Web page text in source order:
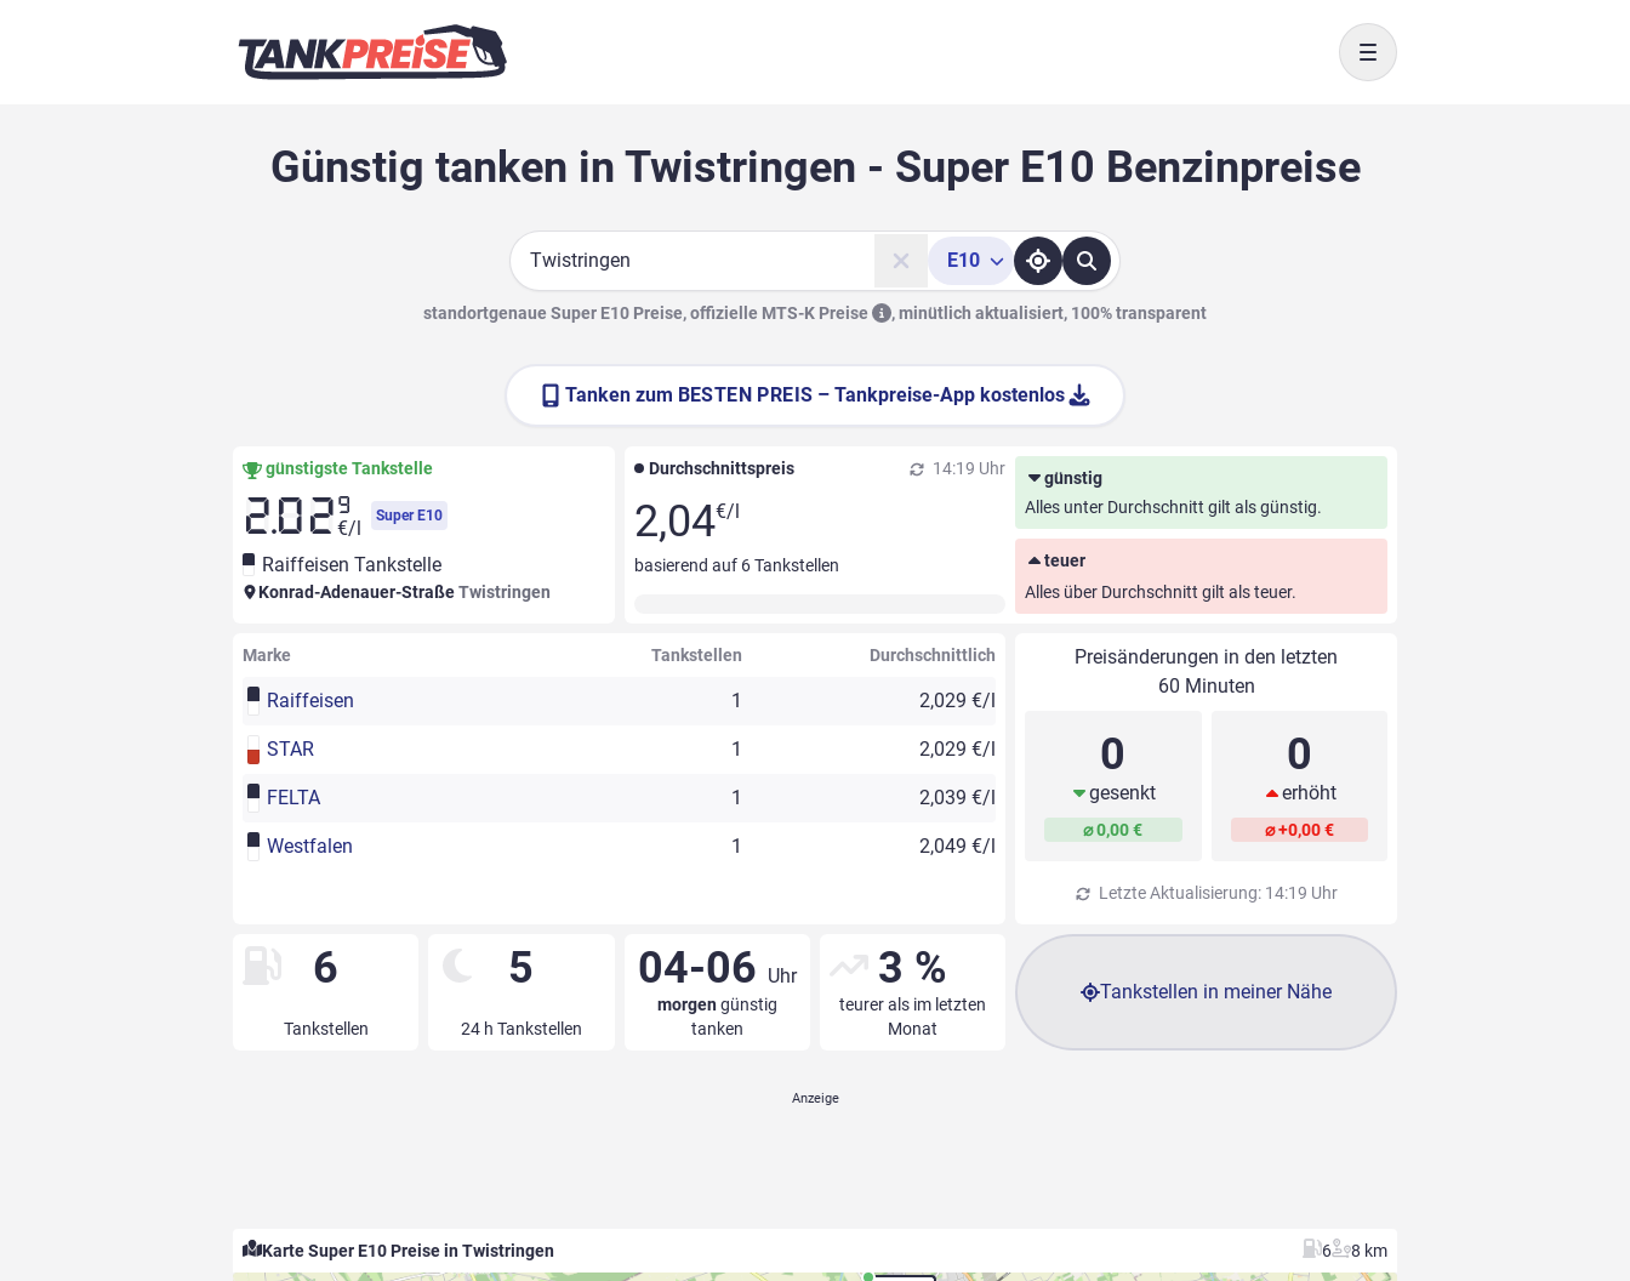
Toggle navigation
Günstig tanken in Twistringen - Super E10 Benzinpreise
Suche
E10
standortgenaue Super E10 Preise, offizielle MTS-K Preise ,minütlich aktualisiert, 100% transparent
Tanken zum BESTEN PREIS – Tankpreise-App kostenlos
günstigste Tankstelle
2.02 9
€/l
Super E10
Raiffeisen Tankstelle
Konrad-Adenauer-StraßeTwistringen
Durchschnittspreis 14:19 Uhr
2,04€/l
basierend auf 6Tankstellen
günstig
Alles unter Durchschnitt gilt als günstig.
teuer
Alles über Durchschnitt gilt als teuer.
Marke Tankstellen Durchschnittlich
Raiffeisen 1 2,029 €/l
STAR 1 2,029 €/l
FELTA 1 2,039 €/l
Westfalen 1 2,049 €/l
Preisänderungen in den letzten
60 Minuten
0
gesenkt
⌀ 0,00 €
0
erhöht
⌀ +0,00 €
Letzte Aktualisierung: 14:19 Uhr
6
Tankstellen
5
24 h Tankstellen
04-06 Uhr
morgengünstig
tanken
3 %
teurer als im letzten
Monat
Tankstellen in meiner Nähe
Karte Super E10 Preise in Twistringen 6 8 km